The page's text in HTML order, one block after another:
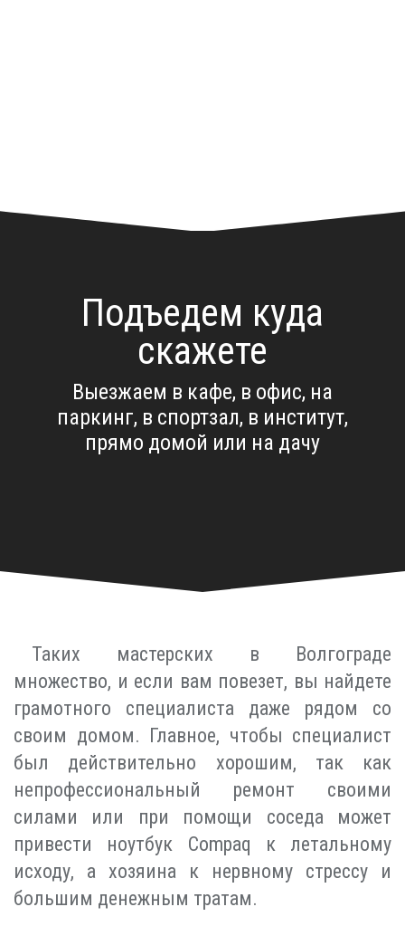
Подъедем куда
скажете
Выезжаем в кафе, в офис, на
паркинг, в спортзал, в институт,
прямо домой или на дачу
Таких мастерских в Волгограде
множество, и если вам повезет, вы найдете
грамотного специалиста даже рядом со
своим домом. Главное, чтобы специалист
был действительно хорошим, так как
непрофессиональный ремонт своими
силами или при помощи соседа может
привести ноутбук Compaq к летальному
исходу, а хозяина к нервному стрессу и
большим денежным тратам.